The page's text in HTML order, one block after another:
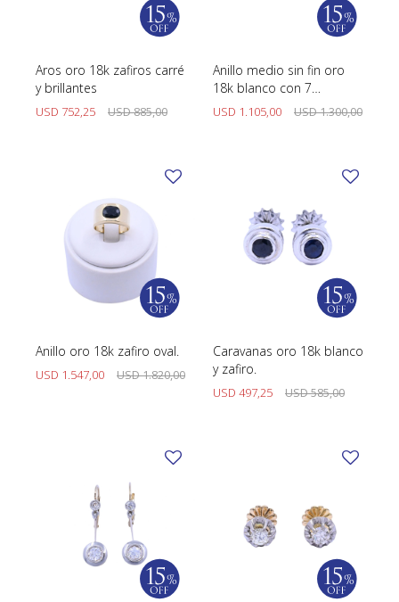
Aros oro 18k zafiros carré
y brillantes
USD 752,25 USD885,00
Anillo medio sin fin oro
18k blanco con 7
brillantes engarce 4
USD 1.105,00 USD1.300,00
Anillo oro 18k zafiro oval.
USD 1.547,00 USD1.820,00
Caravanas oro 18k blanco
y zafiro.
USD 497,25 USD585,00
Caravanas perlas
Pulseras
CARTIER
CHOPARD
OTRAS MARCAS RELOJES
TAG HEUER